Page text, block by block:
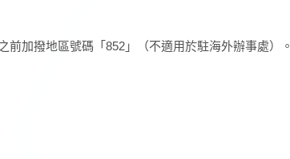
加撥地區號碼「852」（不適用於駐海外辦事處）。